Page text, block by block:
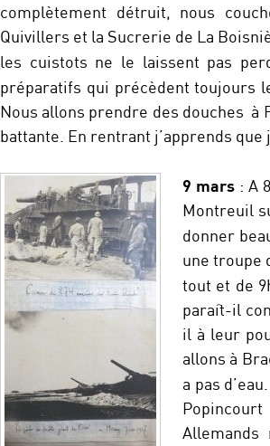
complètement détruit, nous
Quivillers et la Sucrerie de La
les cuistots ne le laissent pas
préparatifs qui précèdent toujours
Nous allons prendre des douches à
battante. En rentrant j’apprends
9 mars: A
Montreuil
donner
une troupe
tout et de
paraît-il
il à leur
allons à
a pas